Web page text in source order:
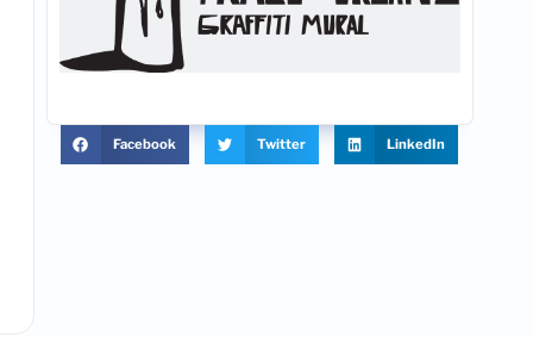
Facebook Twitter LinkedIn